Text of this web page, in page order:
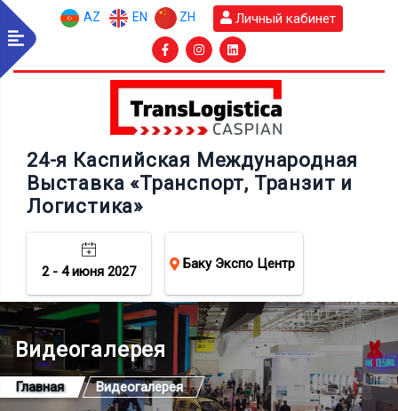
AZ EN ZH Личный кабинет
24-я Каспийская Международная
Выставка «Транспорт, Транзит и
Логистика»
2 - 4 июня 2027 Баку Экспо Центр
Видеогалерея
Главная Видеогалерея